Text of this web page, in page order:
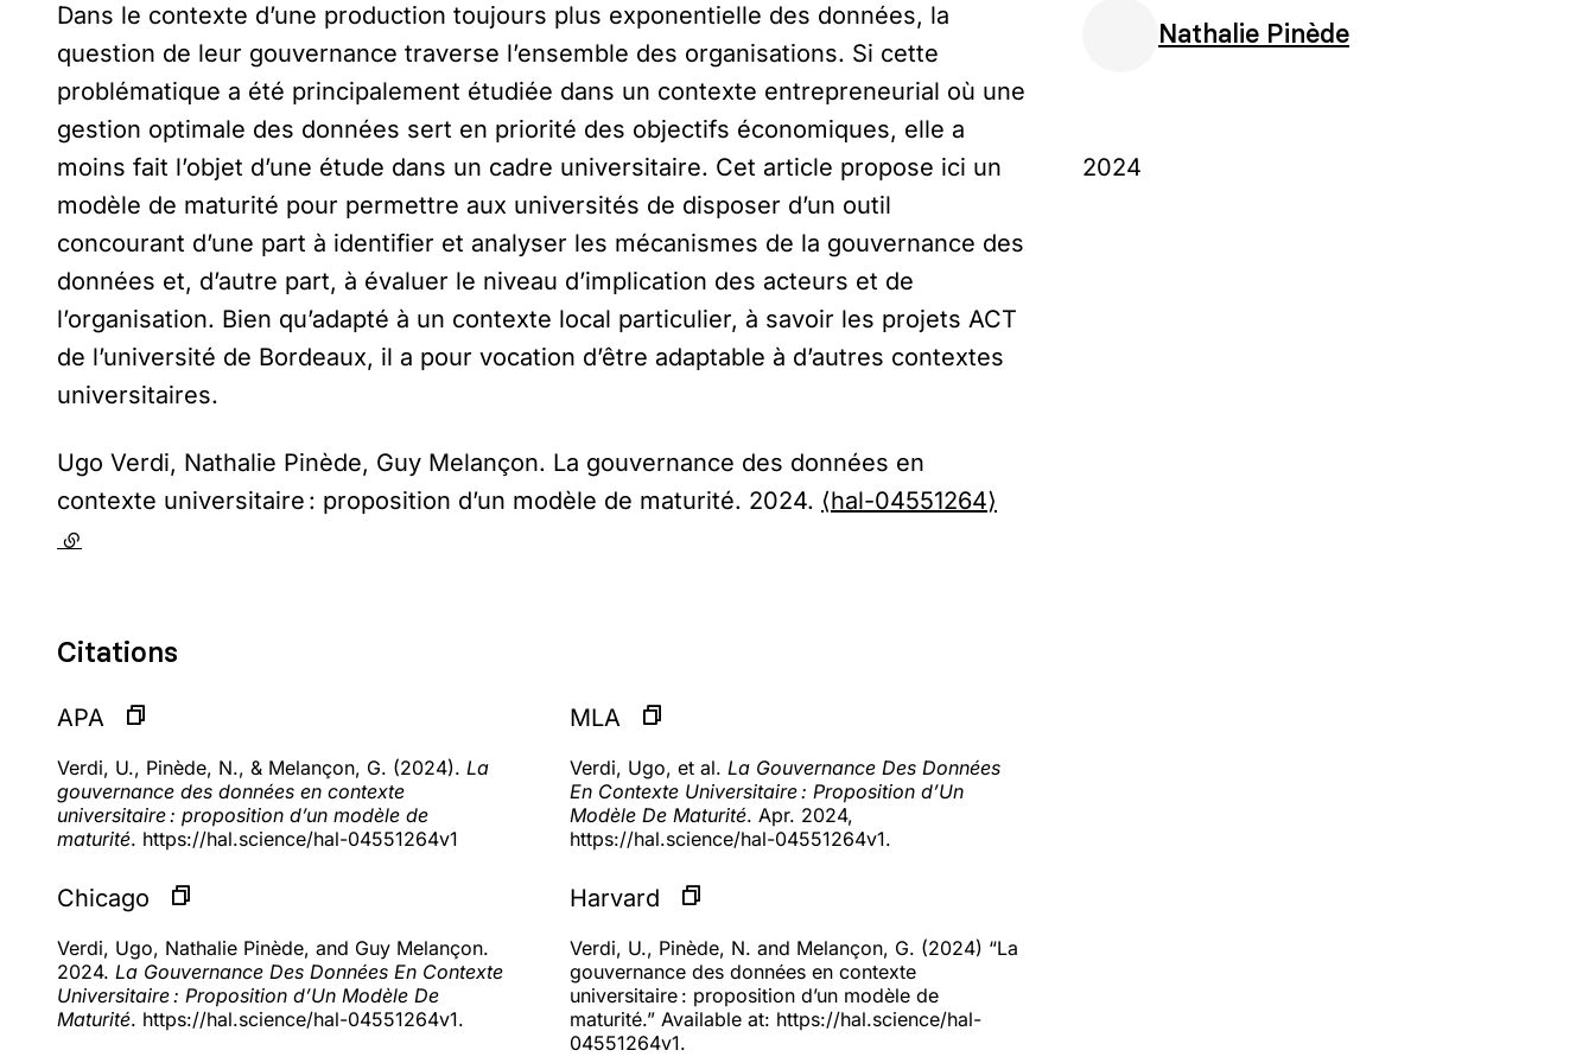
Nathalie Pinède
2024
Dans le contexte d’une production toujours plus exponentielle des données, la
question de leur gouvernance traverse l’ensemble des organisations. Si cette
problématique a été principalement étudiée dans un contexte entrepreneurial où une
gestion optimale des données sert en priorité des objectifs économiques, elle a
moins fait l’objet d’une étude dans un cadre universitaire. Cet article propose ici un
modèle de maturité pour permettre aux universités de disposer d’un outil
concourant d’une part à identifier et analyser les mécanismes de la gouvernance des
données et, d’autre part, à évaluer le niveau d’implication des acteurs et de
l’organisation. Bien qu’adapté à un contexte local particulier, à savoir les projets ACT
de l’université de Bordeaux, il a pour vocation d’être adaptable à d’autres contextes
universitaires.
Ugo Verdi, Nathalie Pinède, Guy Melançon. La gouvernance des données en
contexte universitaire : proposition d’un modèle de maturité. 2024. ⟨hal-04551264⟩
(lien externe)
Citations
APA
Verdi, U., Pinède, N., & Melançon, G. (2024). La
gouvernance des données en contexte
universitaire : proposition d’un modèle de
maturité. https://hal.science/hal-04551264v1
MLA
Verdi, Ugo, et al. La Gouvernance Des Données
En Contexte Universitaire : Proposition d’Un
Modèle De Maturité. Apr. 2024,
https://hal.science/hal-04551264v1.
Chicago
Verdi, Ugo, Nathalie Pinède, and Guy Melançon.
2024. La Gouvernance Des Données En Contexte
Universitaire : Proposition d’Un Modèle De
Maturité. https://hal.science/hal-04551264v1.
Harvard
Verdi, U., Pinède, N. and Melançon, G. (2024) “La
gouvernance des données en contexte
universitaire : proposition d’un modèle de
maturité.” Available at: https://hal.science/hal-
04551264v1.